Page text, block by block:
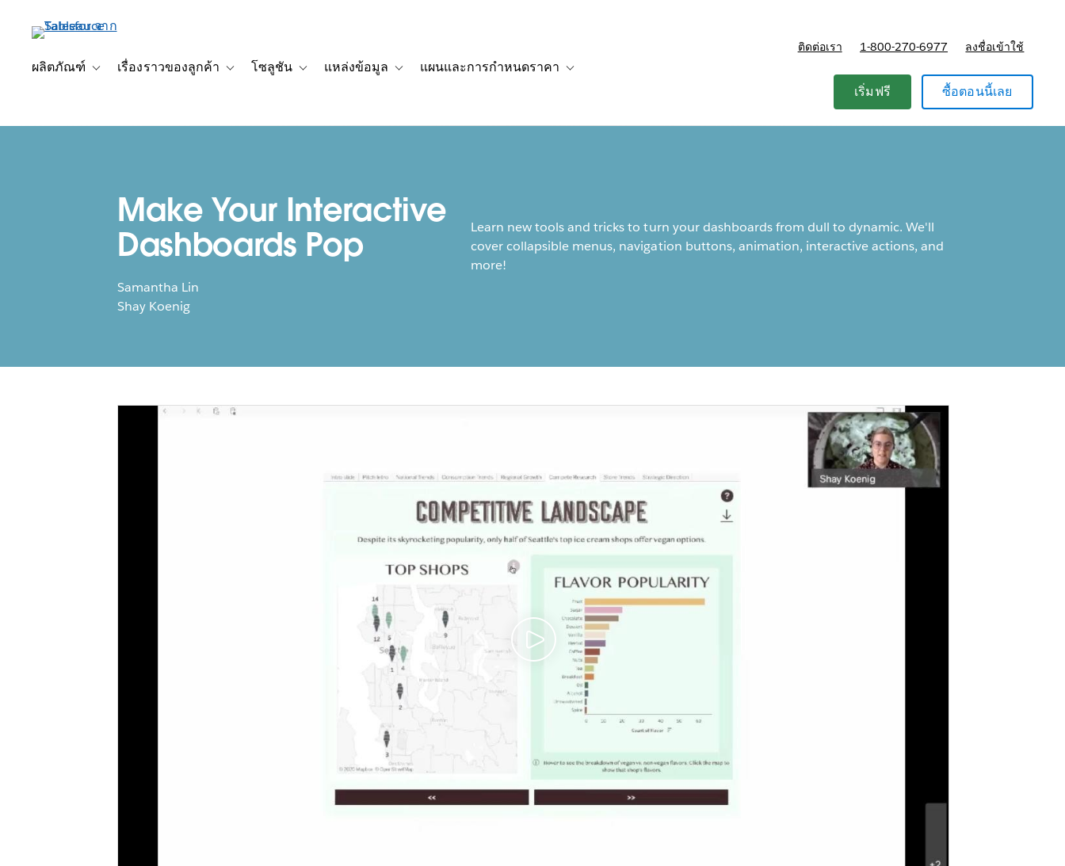
เนื้อหาผลิตภัณฑ์
Toggle sub-navigation for ผลิตภัณฑ์
เรื่องราวของลูกค้า
Toggle sub-navigation for เรื่องราวของลูกค้า
โซลูชัน
Toggle sub-navigation for โซลูชัน
แหล่งข้อมูล แผนและการกำหนดราคา
ติดต่อเรา 1-800-270-6977 ลงชื่อเข้าใช้
เริ่มฟรี ซื้อตอนนี้เลย
Make Your Interactive
Dashboards Pop
Samantha Lin
Shay Koenig
Learn new tools and tricks to turn your dashboards from dull to dynamic. We'll
cover collapsible menus, navigation buttons, animation, interactive actions, and
more!